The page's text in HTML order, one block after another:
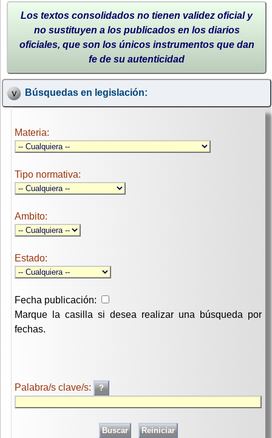
Los textos consolidados no tienen validez oficial y
no sustituyen a los publicados en los diarios
oficiales, que son los únicos instrumentos que dan
fe de su autenticidad
Búsquedas en legislación:
Materia:
Tipo normativa:
Ambito:
Estado:
Fecha publicación:
Marque la casilla si desea realizar una búsqueda por
fechas.
Palabra/s clave/s: